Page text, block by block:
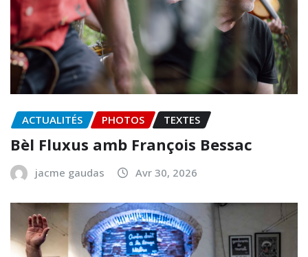
ACTUALITÉS PHOTOS TEXTES
Bèl Fluxus amb François Bessac
jacme gaudas Avr 30, 2026